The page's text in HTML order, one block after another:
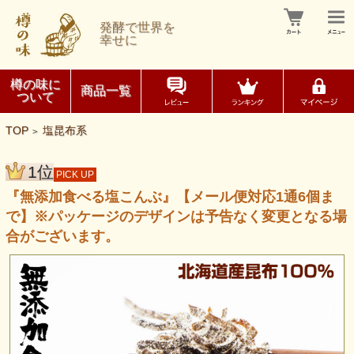
発酵で世界を
幸せに
樽の味に
ついて
商品一覧
TOP > 塩昆布系
1位 PICK UP
『無添加食べる塩こんぶ』【メール便対応1通6個ま
で】※パッケージのデザインは予告なく変更となる場
合がございます。